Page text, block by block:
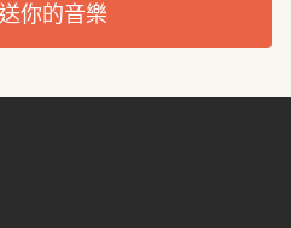
你的音樂